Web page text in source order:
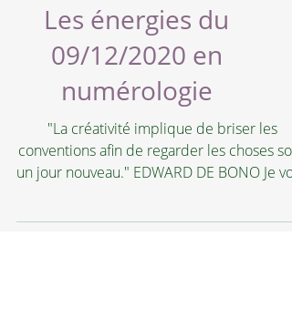
Les énergies du
09/12/2020 en
numérologie
"La créativité implique de briser les
conventions afin de regarder les choses
un jour nouveau." EDWARD DE BONO Je